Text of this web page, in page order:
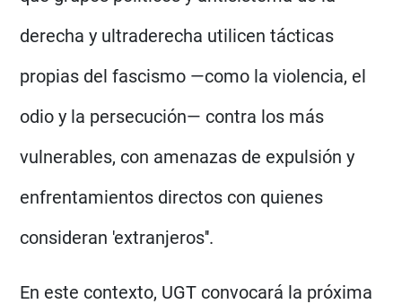
derecha y ultraderecha utilicen tácticas
propias del fascismo —como la violencia, el
odio y la persecución— contra los más
vulnerables, con amenazas de expulsión y
enfrentamientos directos con quienes
consideran 'extranjeros''.
En este contexto, UGT convocará la próxima